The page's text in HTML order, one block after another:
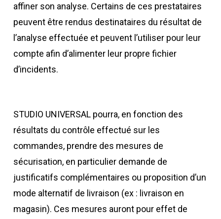
affiner son analyse. Certains de ces prestataires
peuvent être rendus destinataires du résultat de
l’analyse effectuée et peuvent l’utiliser pour leur
compte afin d’alimenter leur propre fichier
d’incidents.
STUDIO UNIVERSAL pourra, en fonction des
résultats du contrôle effectué sur les
commandes, prendre des mesures de
sécurisation, en particulier demande de
justificatifs complémentaires ou proposition d’un
mode alternatif de livraison (ex : livraison en
magasin). Ces mesures auront pour effet de